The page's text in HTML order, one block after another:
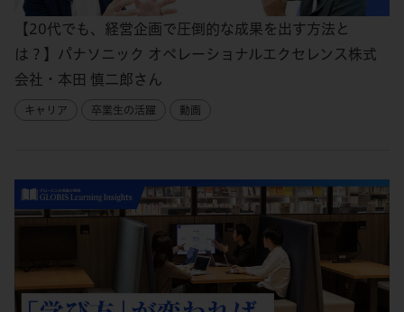
【20代でも、経営企画で圧倒的な成果を出す方法と
は？】パナソニック オペレーショナルエクセレンス株式
会社・本田 慎二郎さん
キャリア 卒業生の活躍 動画